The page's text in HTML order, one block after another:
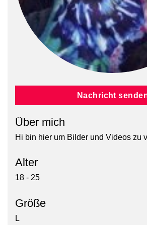
Nachricht
Über mich
Hi bin hier um Bilder und Videos zu
Alter
18 - 25
Größe
L